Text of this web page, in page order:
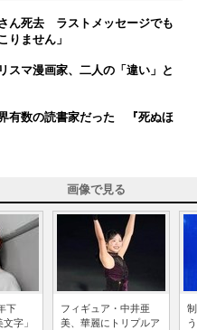
ん死去 ラストメッセージでも
ません」
マ漫画家、二人の「違い」と
有数の読書家だった 『死ぬほ
画像で見る
下
字」
フィギュア・中井亜
美、華麗にトリプルア